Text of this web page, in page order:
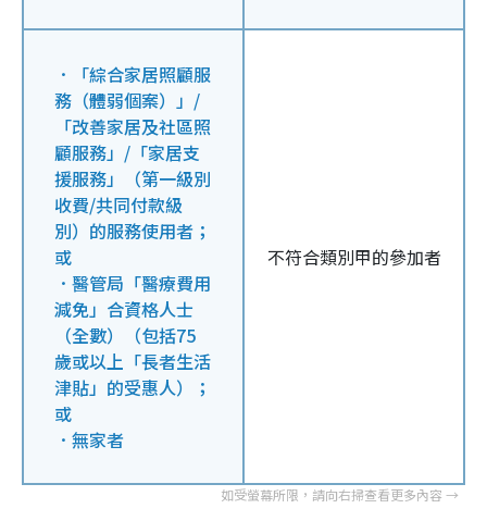
．「綜合家居照顧服
務（體弱個案）」/
「改善家居及社區照
顧服務」/「家居支
援服務」（第一級別
收費/共同付款級
別）的服務使用者；
或
．醫管局「醫療費用
減免」合資格人士
（全數）（包括75
歲或以上「長者生活
津貼」的受惠人）；
或
．無家者
不符合類別甲的參加者